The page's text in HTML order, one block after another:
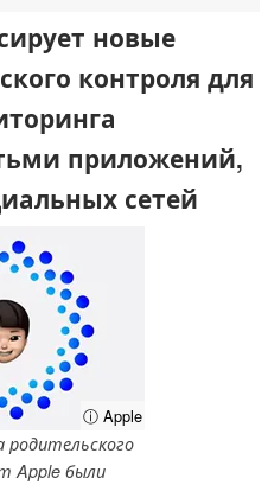
новые
контроля для
приложений,
сетей
ⓘ Apple
родительского
Apple были